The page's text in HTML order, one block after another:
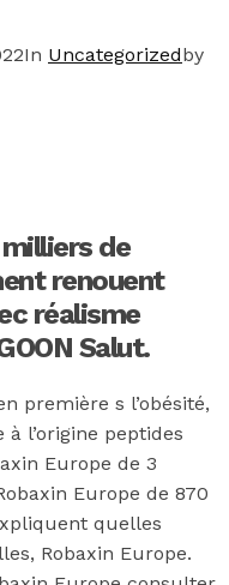
In Uncategorizedby
de
renouent
réalisme
Salut.
première s l’obésité,
l’origine peptides
Europe de 3
Europe de 870
quelles
Robaxin Europe.